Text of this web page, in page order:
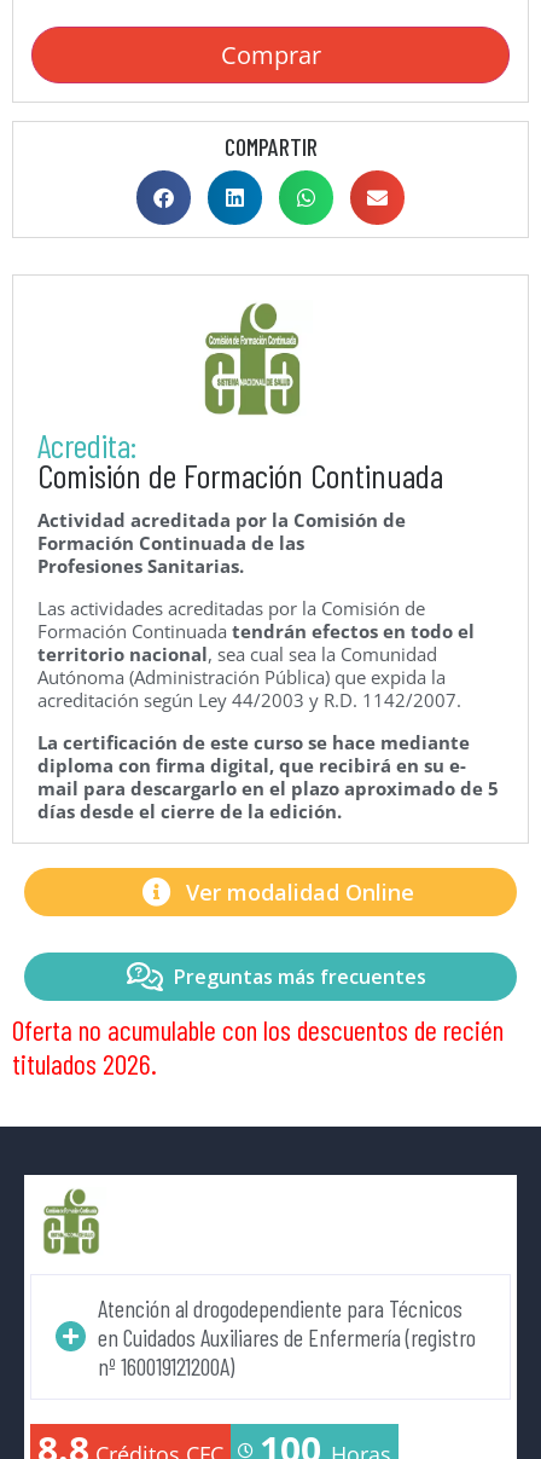
Comprar
COMPARTIR
Acredita:
Comisión de Formación Continuada
Actividad acreditada por la Comisión de
Formación Continuada de las
Profesiones Sanitarias.
Las actividades acreditadas por la Comisión de
Formación Continuada tendrán efectos en todo el
territorio nacional, sea cual sea la Comunidad
Autónoma (Administración Pública) que expida la
acreditación según Ley 44/2003 y R.D. 1142/2007.
La certificación de este curso se hace mediante
diploma con firma digital, que recibirá en su e-
mail para descargarlo en el plazo aproximado de 5
días desde el cierre de la edición.
Ver modalidad Online
Preguntas más frecuentes
Oferta no acumulable con los descuentos de recién
titulados 2026.
Atención al drogodependiente para Técnicos
en Cuidados Auxiliares de Enfermería (registro
nº 160019121200A)
8.8 100